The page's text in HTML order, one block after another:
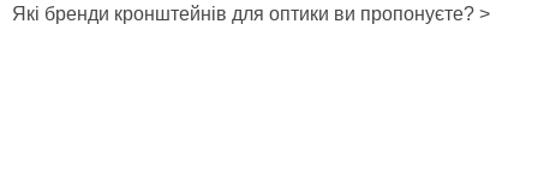
Які бренди кронштейнів для оптики ви пропонуєте? >